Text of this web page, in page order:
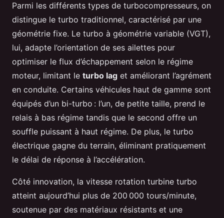
Parmi les différents types de turbocompresseurs, on
distingue le turbo traditionnel, caractérisé par une
géométrie fixe. Le turbo à géométrie variable (VGT),
lui, adapte l’orientation de ses ailettes pour
optimiser le flux d’échappement selon le régime
moteur, limitant le turbo lag et améliorant l’agrément
en conduite. Certains véhicules haut de gamme sont
équipés d’un bi-turbo : l’un, de petite taille, prend le
relais à bas régime tandis que le second offre un
souffle puissant à haut régime. De plus, le turbo
électrique gagne du terrain, éliminant pratiquement
le délai de réponse à l’accélération.
Côté innovation, la vitesse rotation turbine turbo
atteint aujourd’hui plus de 200 000 tours/minute,
soutenue par des matériaux résistants et une